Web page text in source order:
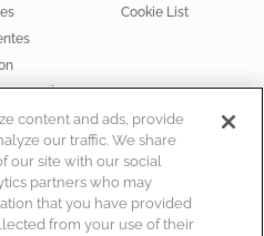
Cookie List
content and ads, provide
our traffic. We share
our site with our social
partners who may
that you have provided
from your use of their